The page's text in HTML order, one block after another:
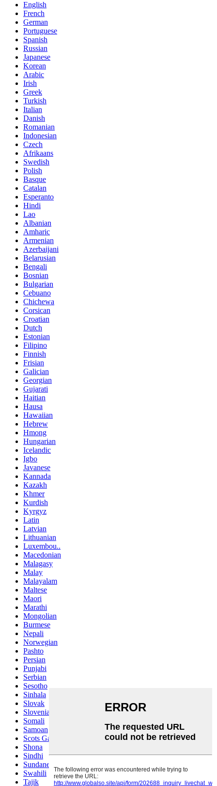
English
French
German
Portuguese
Spanish
Russian
Japanese
Korean
Arabic
Irish
Greek
Turkish
Italian
Danish
Romanian
Indonesian
Czech
Afrikaans
Swedish
Polish
Basque
Catalan
Esperanto
Hindi
Lao
Albanian
Amharic
Armenian
Azerbaijani
Belarusian
Bengali
Bosnian
Bulgarian
Cebuano
Chichewa
Corsican
Croatian
Dutch
Estonian
Filipino
Finnish
Frisian
Galician
Georgian
Gujarati
Haitian
Hausa
Hawaiian
Hebrew
Hmong
Hungarian
Icelandic
Igbo
Javanese
Kannada
Kazakh
Khmer
Kurdish
Kyrgyz
Latin
Latvian
Lithuanian
Luxembou..
Macedonian
Malagasy
Malay
Malayalam
Maltese
Maori
Marathi
Mongolian
Burmese
Nepali
Norwegian
Pashto
Persian
Punjabi
Serbian
Sesotho
Sinhala
Slovak
Slovenian
Somali
Samoan
Scots Gaelic
Shona
Sindhi
Sundanese
Swahili
Tajik